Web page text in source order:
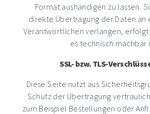
Format aushändigen zu lassen.
direkte Übertragung der Daten an
Verantwortlichen verlangen, erfolgt
es technisch machbar
SSL- bzw. TLS-
Diese Seite nutzt aus
Schutz der Übertragung
zum Beispiel Bestellungen oder